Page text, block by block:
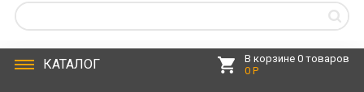
КАТАЛОГ
В корзине 0 товаров
0 Р